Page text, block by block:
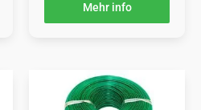
Mehr info